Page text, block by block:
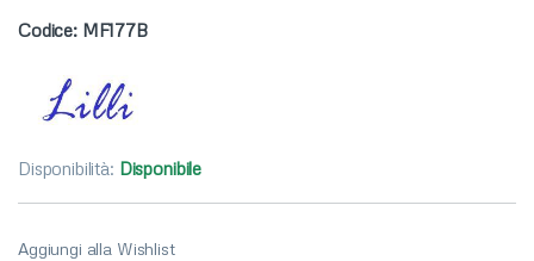
Codice: MF177B
Disponibilità: Disponibile
Aggiungi alla Wishlist